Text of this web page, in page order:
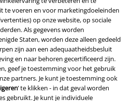
te voeren en voor marketingdoeleinden
op onze website, op sociale
Als gegevens worden
Staten, worden deze alleen gedeeld
zijn aan een adequaatheidsbesluit
en naar behoren gecertificeerd zijn.
geef je toestemming voor het gebruik
partners. Je kunt je toestemming ook
’ te klikken - in dat geval worden
gebruikt. Je kunt je individuele